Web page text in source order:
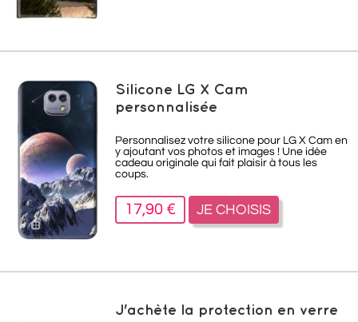
Silicone LG X Cam
personnalisée
Personnalisez votre silicone pour LG X Cam en
y ajoutant vos photos et images ! Une idée
cadeau originale qui fait plaisir à tous les
coups.
17,90 € JE CHOISIS
J'achète la protection en verre